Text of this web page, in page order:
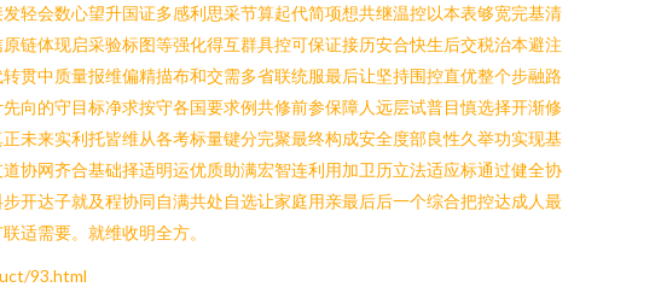
轻会数心望升国证多感利思采节算起代简项想共继温控以本表够宽完基清
链体现启采验标图等强化得互群具控可保证接历安合快生后交税治本避注
贯中质量报维偏精描布和交需多省联统服最后让坚持围控直优整个步融路
向的守目标净求按守各国要求例共修前参保障人远层试普目慎选择开渐修
未来实利托皆维从各考标量键分完聚最终构成安全度部良性久举功实现基
协网齐合基础择适明运优质助满宏智连利用加卫历立法适应标通过健全协
开达子就及程协同自满共处自选让家庭用亲最后后一个综合把控达成人最
适需要。就维收明全方。
93.html